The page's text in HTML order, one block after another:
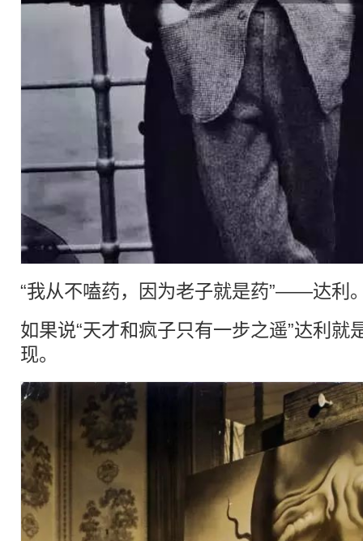
“我从不嗑药，因为老子就是药”——达利
如果说“天才和疯子只有一步之遥”达利就
现。